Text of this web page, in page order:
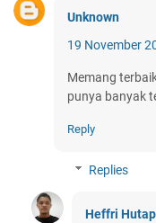
Unknown
19 November
Memang
punya banyak
Reply
Replies
Heffri